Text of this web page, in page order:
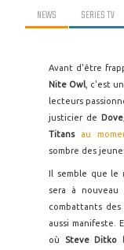
NEWS SERIES TV
Avant d'être
Nite Owl , c'est
lecteurs
justicier de Dove
Titans
au
sombre des
Il semble que le
sera à nouveau
combattants
aussi manifeste.
où
Steve Ditko